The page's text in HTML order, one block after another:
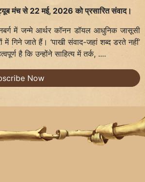
मंच से 22 मई, 2026 को प्रसारित संवाद।
में जन्मे आर्थर कॉनन डॉयल आधुनिक जासूसी
में गिने जाते हैं। ‘पाखी संवाद-जहां शब्द डरते नहीं’
है कि उन्होंने साहित्य में तर्क, ....
Now